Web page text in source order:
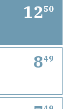
En hoe
te
Rosa-serie
1250
849